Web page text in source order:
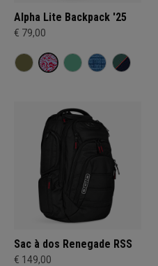
Alpha Lite Backpack '25
€ 79,00
Sac à dos Renegade RSS
€ 149,00